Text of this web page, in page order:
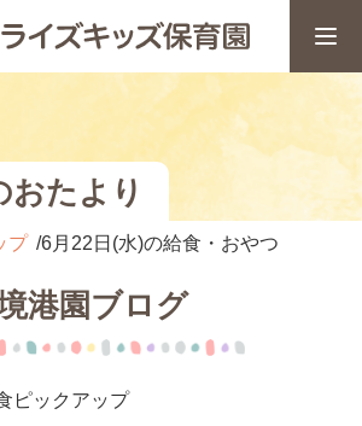
おたより
プ 6月22日(水)の給食・おやつ
港園ブログ
ピックアップ